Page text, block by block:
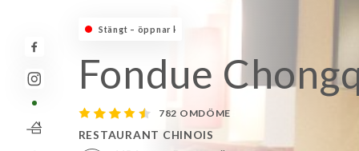
Stängt – öppnar kl. 12:00
Fondue
782 OMDÖME
RESTAURANT CHINOIS